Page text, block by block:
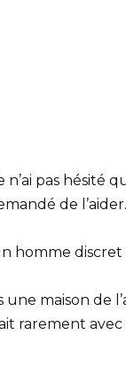
n’ai pas hésité
de l’aider.
homme discret
une maison de
rarement avec